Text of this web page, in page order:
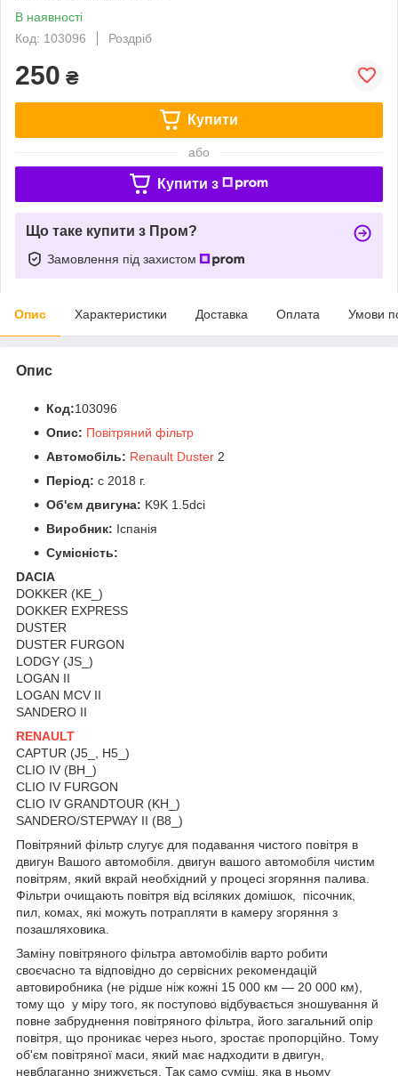
В наявності
Код: 103096
Роздріб
250 ₴
Купити
або
Купити з
Що таке купити з Пром?
Замовлення під захистом
Опис Характеристики Доставка Оплата Умови
Опис
Код:103096
Опис: Повітряний фільтр
Автомобіль: Renault Duster 2
Період: c 2018 г.
Об'єм двигуна: K9K 1.5dci
Виробник: Іспанія
Сумісність:
DACIA
DOKKER (KE_)
DOKKER EXPRESS
DUSTER
DUSTER FURGON
LODGY (JS_)
LOGAN II
LOGAN MCV II
SANDERO II
RENAULT
CAPTUR (J5_, H5_)
CLIO IV (BH_)
CLIO IV FURGON
CLIO IV GRANDTOUR (KH_)
SANDERO/STEPWAY II (B8_)
Повітряний фільтр слугує для подавання чистого повітря в
двигун Вашого автомобіля. двигун вашого автомобіля чистим
повітрям, який вкрай необхідний у процесі згоряння палива.
Фільтри очищають повітря від всіляких домішок, пісочник,
пил, комах, які можуть потрапляти в камеру згоряння з
позашляховика.
Заміну повітряного фільтра автомобілів варто робити
своєчасно та відповідно до сервісних рекомендацій
автовиробника (не рідше ніж кожні 15 000 км — 20 000 км),
тому що у міру того, як поступово відбувається зношування й
повне забруднення повітряного фільтра, його загальний опір
повітря, що проникає через нього, зростає пропорційно. Тому
об'єм повітряної маси, який має надходити в двигун,
невблаганно знижується. Так само суміш, яка в ньому